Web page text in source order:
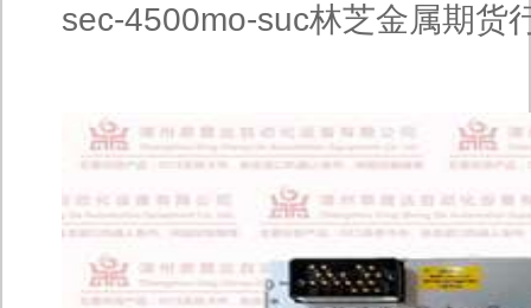
sec-4500mo-suc林芝金属期货